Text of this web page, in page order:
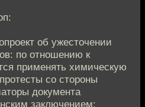
об ужесточении
по отношению к
применять химическую
со стороны
документа
заключением: